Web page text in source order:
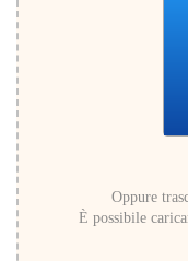
Oppure
È possibile